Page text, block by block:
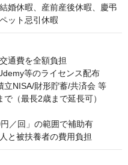
婚休暇、産前産後休暇、慶弔
ット忌引休暇
通費を全額負担
等のライセンス配布
立NISA/財形貯蓄/共済会 等
（最長2歳まで延長可）
／回」の範囲で補助有
と被扶養者の費用負担